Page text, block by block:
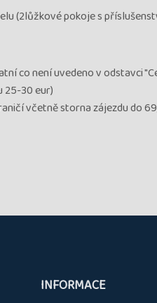
(2lůžkové pokoje s
co není uvedeno v odstavci
30 eur)
včetně storna zájezdu do
INFORMACE